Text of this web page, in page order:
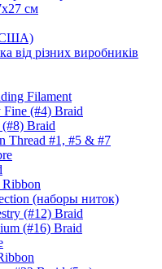
см
від різних виробників
Filament
(#4) Braid
Braid
Thread #1, #5 & #7
(наборы ниток)
(#12) Braid
(#16) Braid